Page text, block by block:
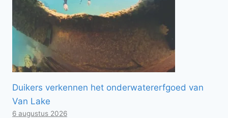
Duikers verkennen het onderwatererfgoed van
Van Lake
6 augustus 2026